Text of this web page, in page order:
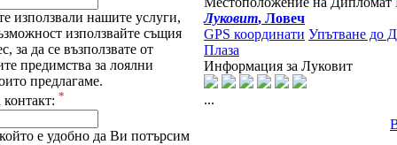
използвали нашите услуги,
използвайте същия
за да се възползвате от
предимства за лоялни
предлагаме.
*
е удобно да Ви потърсим
Луковит, Ловеч
GPS координати Упътване до
Плаза
Информация за Луковит
...